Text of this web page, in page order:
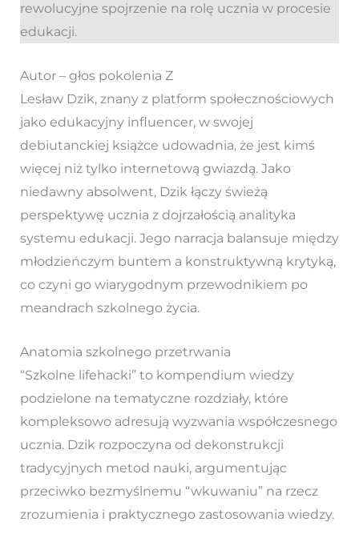
rewolucyjne spojrzenie na rolę ucznia w procesie
edukacji.
Autor – głos pokolenia Z
Lesław Dzik, znany z platform społecznościowych
jako edukacyjny influencer, w swojej
debiutanckiej książce udowadnia, że jest kimś
więcej niż tylko internetową gwiazdą. Jako
niedawny absolwent, Dzik łączy świeżą
perspektywę ucznia z dojrzałością analityka
systemu edukacji. Jego narracja balansuje między
młodzieńczym buntem a konstruktywną krytyką,
co czyni go wiarygodnym przewodnikiem po
meandrach szkolnego życia.
Anatomia szkolnego przetrwania
“Szkolne lifehacki” to kompendium wiedzy
podzielone na tematyczne rozdziały, które
kompleksowo adresują wyzwania współczesnego
ucznia. Dzik rozpoczyna od dekonstrukcji
tradycyjnych metod nauki, argumentując
przeciwko bezmyślnemu “wkuwaniu” na rzecz
zrozumienia i praktycznego zastosowania wiedzy.